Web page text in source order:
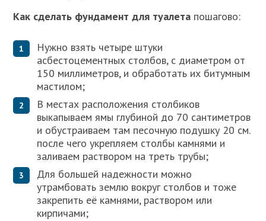
Как сделать фундамент для туалета пошагово:
Нужно взять четыре штуки
асбестоцементных столбов, с диаметром от
150 миллиметров, и обработать их битумным
мастилом;
В местах расположения столбиков
выкапываем ямы глубиной до 70 сантиметров
и обустраиваем там песочную подушку 20 см.
после чего укрепляем столбы камнями и
заливаем раствором на треть трубы;
Для большей надежности можно
утрамбовать землю вокруг столбов и тоже
закрепить её камнями, раствором или
кирпичами;